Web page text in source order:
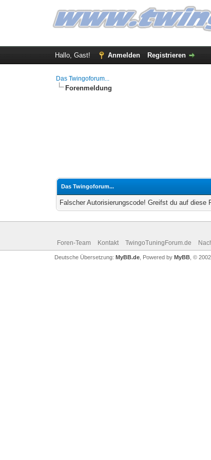
Hallo, Gast! Anmelden Registrieren
Das Twingoforum...
Forenmeldung
Das Twingoforum...
Falscher Autorisierungscode! Greifst du auf
Foren-Team Kontakt TwingoTuningForum.de
Deutsche Übersetzung: MyBB.de, Powered by MyBB, ©